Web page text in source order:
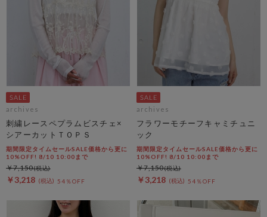
archives
刺繍レースペプラムビスチェ×
シアーカットＴＯＰＳ
期間限定タイムセールSALE価格から更に
10%OFF! 8/10 10:00まで
￥3,218 54％OFF
￥7,150
archives
フラワーモチーフキャミチュニ
ック
期間限定タイムセールSALE価格から更に
10%OFF! 8/10 10:00まで
￥3,218 54％OFF
￥7,150